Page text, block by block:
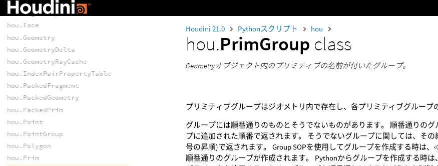
Houdini 21.0 Pythonスクリプト hou
hou.PrimGroup class
Geometryオブジェクト内のプリミティブの名前が付いたグループ。
プリミティブグループはジオメトリ内で存在し、各プリミティブグループ
グループには順番通りのものとそうでないものがあります。 順番通りの
プに追加された順番で返されます。 そうでないグループに関しては、そ
号の昇順)で返されます。 Group SOPを使用してグループを作成する時は、‹
順番通りのグループが作成されます。 Pythonからグループを作成する時は、
hou.EdgeGroup
hou.Face
hou.Geometry
hou.GeometryDelta
hou.GeometryRayCache
hou.IndexPairPropertyTable
hou.PackedFragment
hou.PackedGeometry
hou.PackedPrim
hou.Point
hou.PointGroup
hou.Polygon
hou.Prim